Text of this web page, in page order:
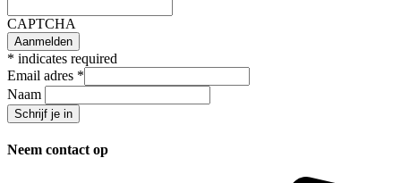
CAPTCHA
* indicates required
Email adres *
Naam
Neem contact op